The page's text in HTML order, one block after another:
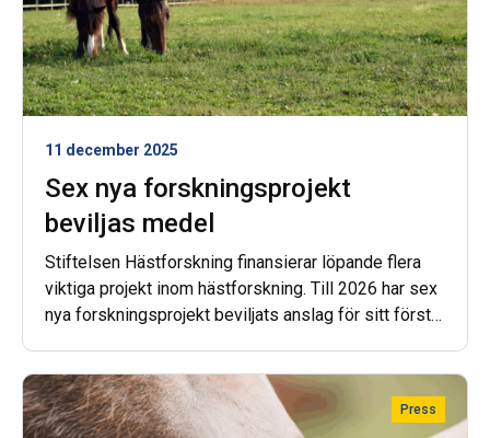
11 december 2025
Sex nya forskningsprojekt
beviljas medel
Stiftelsen Hästforskning finansierar löpande flera
viktiga projekt inom hästforskning. Till 2026 har sex
nya forskningsprojekt beviljats anslag för sitt första
området samhällsvetenskap och humaniora (SH) och
fyra är inom området veterinärmedicin,
Press